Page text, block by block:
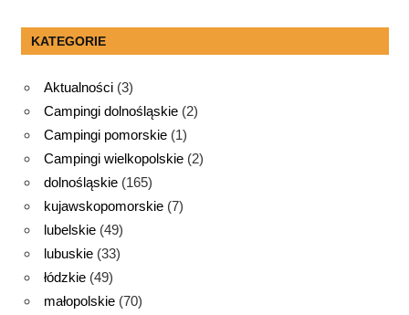
KATEGORIE
Aktualności (3)
Campingi dolnośląskie (2)
Campingi pomorskie (1)
Campingi wielkopolskie (2)
dolnośląskie (165)
kujawskopomorskie (7)
lubelskie (49)
lubuskie (33)
łódzkie (49)
małopolskie (70)